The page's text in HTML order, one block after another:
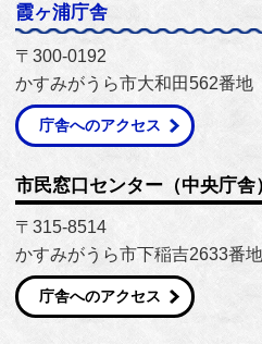
霞ヶ浦庁舎
〒300-0192
かすみがうら市大和田562番地
庁舎へのアクセス
市民窓口センター（中央庁舎）
〒315-8514
かすみがうら市下稲吉2633番
庁舎へのアクセス